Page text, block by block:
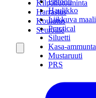
Haulikko
Liikkuva maali
Practical
Siluetti
Kasa-ammunta
Mustaruuti
PRS
Kilpailutoiminta
Harrastus
Koulutus
Seuroille